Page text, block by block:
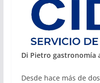
Di Pietro gastronomía
Desde hace más de